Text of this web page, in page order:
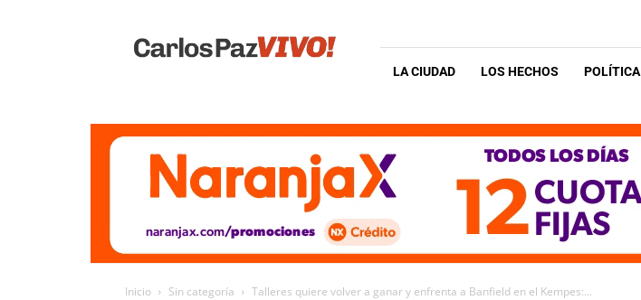
Vivo
LA CIUDAD LOS HECHOS POLÍTICA
Inicio Sin categoría Talleres quiere volver a ganar y enfrenta a Banfield en el Kempes:...